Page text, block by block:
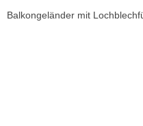
Balkongeländer mit